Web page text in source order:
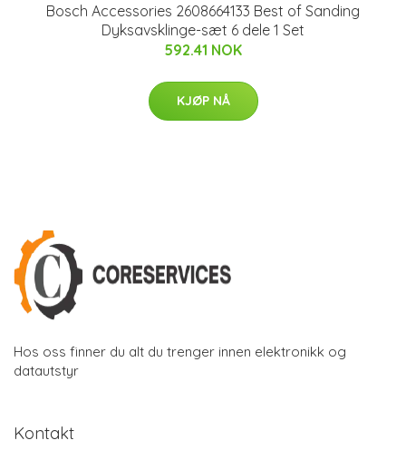
Bosch Accessories 2608664133 Best of Sanding
Dyksavsklinge-sæt 6 dele 1 Set
592.41 NOK
KJØP NÅ
Hos oss finner du alt du trenger innen elektronikk og
datautstyr
Kontakt